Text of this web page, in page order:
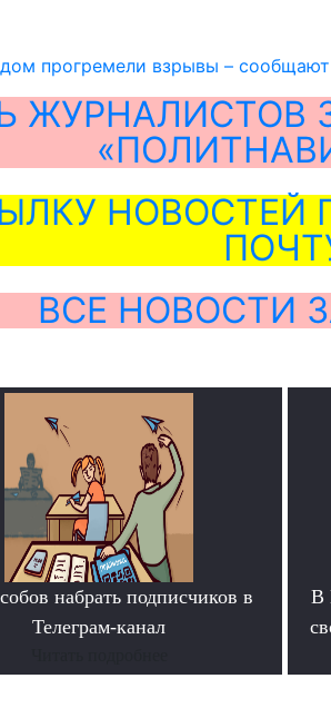
прогремели взрывы –
ЖУРНАЛИСТОВ
НОВОСТЕЙ
ВСЕ НОВОСТИ
набрать подписчиков в
Телеграм-канал
В